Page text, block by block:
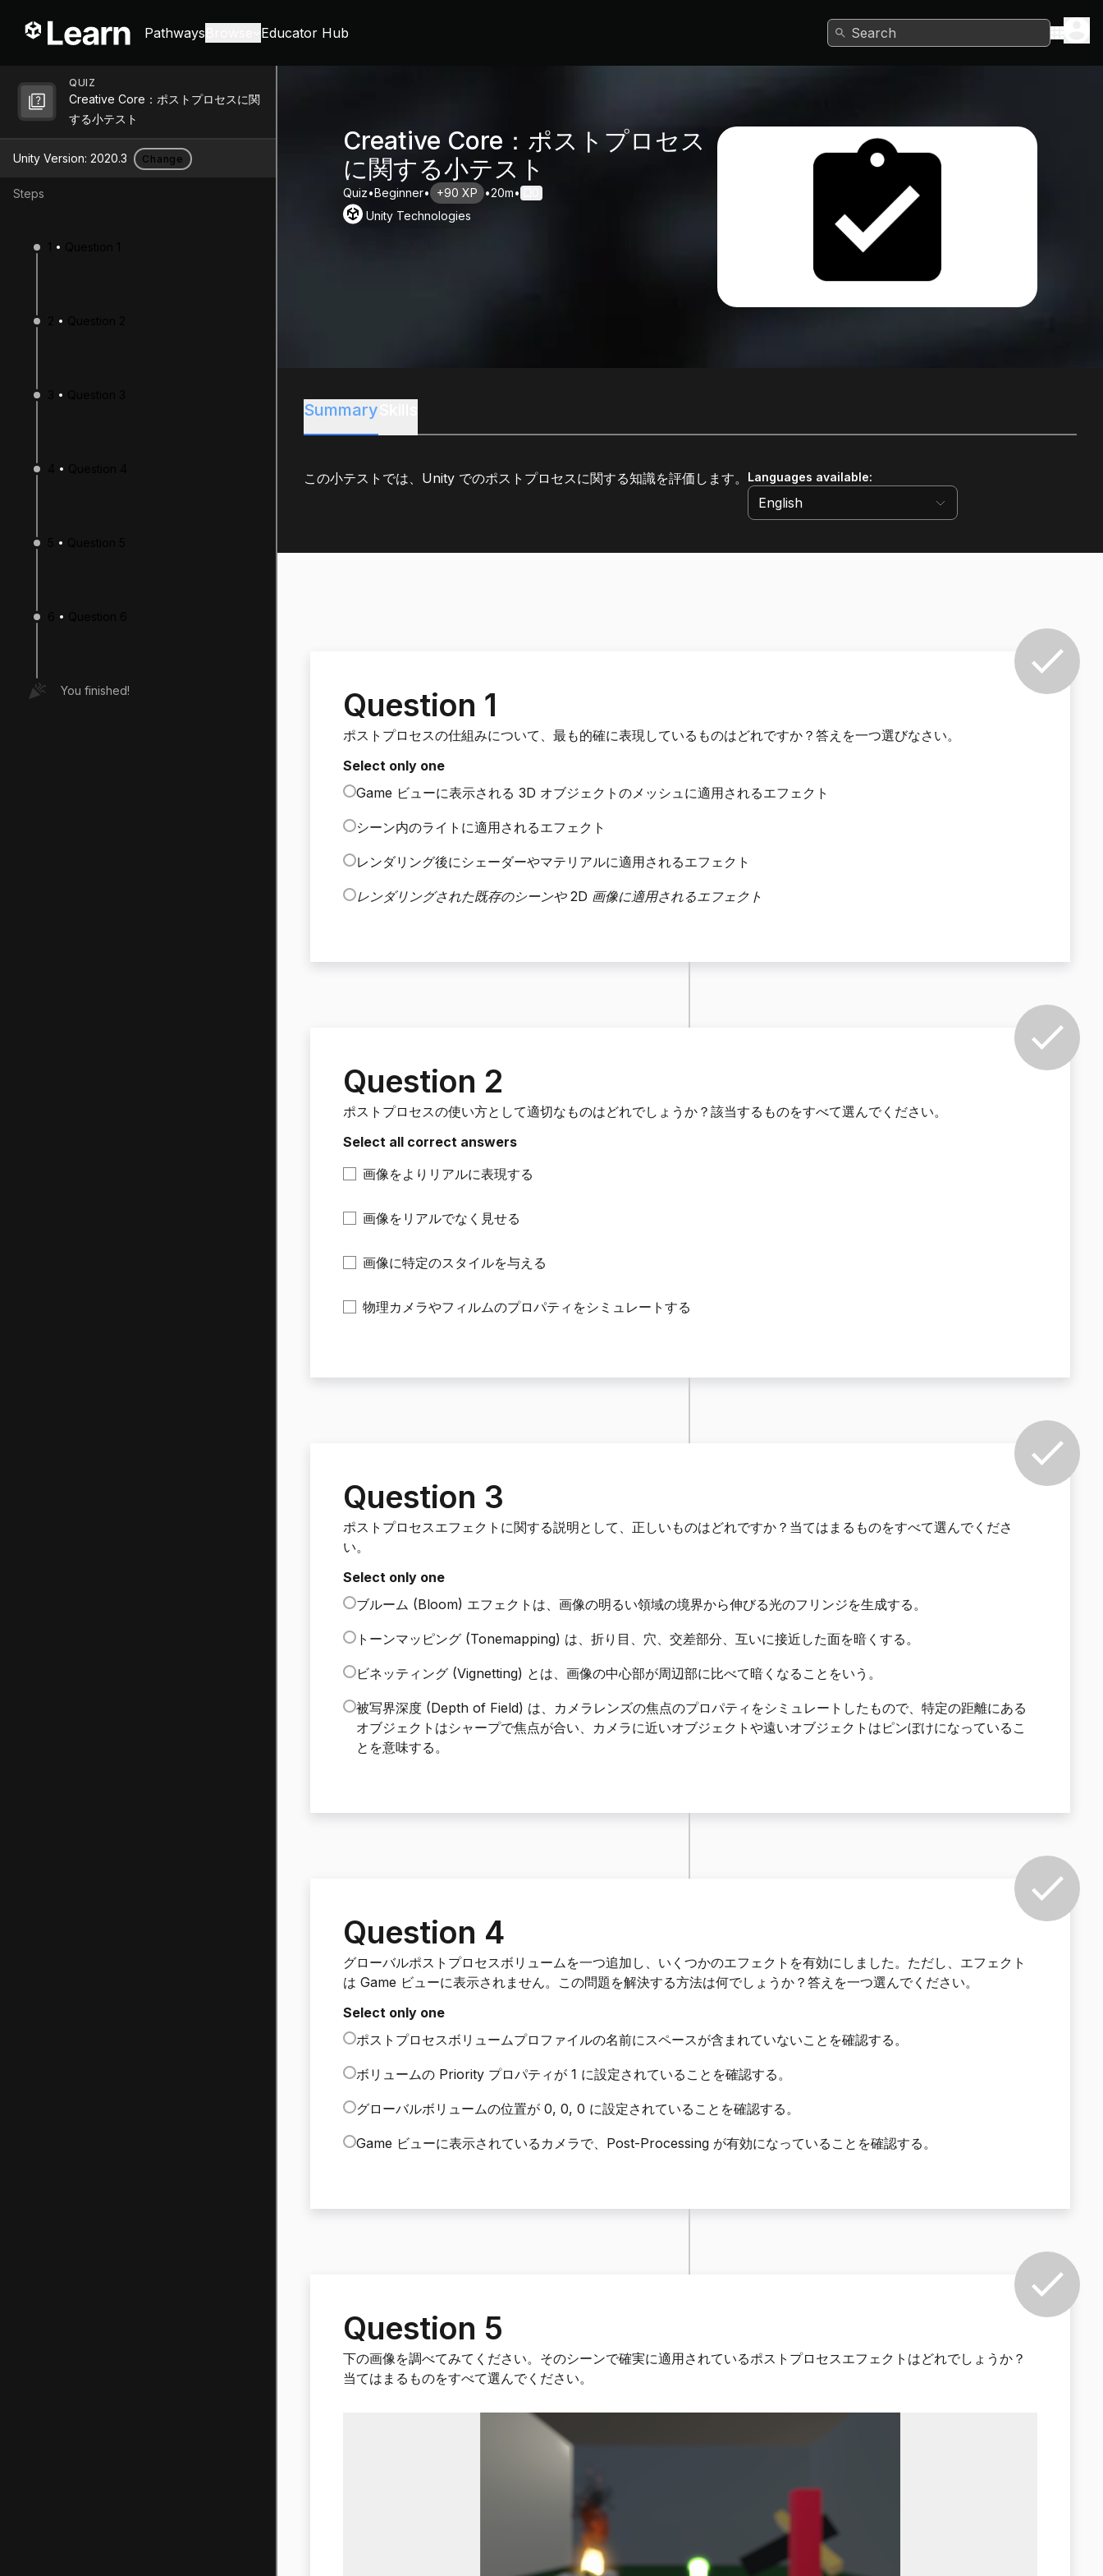
Pathways Educator Hub Search
QUIZ
Creative Core：ポストプロセスに関
する小テスト
Unity Version: 2020.3 Change
Steps
You finished!
Creative Core：ポストプロセス
に関する小テスト
Quiz•Beginner• +90 XP •20m•
Unity Technologies
Summary
この小テストでは、Unity でのポストプロセスに関する知識を評価します。 Languages available:
language-ja_jp
English
Question 1
ポストプロセスの仕組みについて、最も的確に表現しているものはどれですか？答えを一つ選びなさい。
Select only one
Game ビューに表示される 3D オブジェクトのメッシュに適用されるエフェクト
シーン内のライトに適用されるエフェクト
レンダリング後にシェーダーやマテリアルに適用されるエフェクト
レンダリングされた既存のシーンや 2D 画像に適用されるエフェクト
Question 2
ポストプロセスの使い方として適切なものはどれでしょうか？該当するものをすべて選んでください。
Select all correct answers
画像をよりリアルに表現する
画像をリアルでなく見せる
画像に特定のスタイルを与える
物理カメラやフィルムのプロパティをシミュレートする
Question 3
ポストプロセスエフェクトに関する説明として、正しいものはどれですか？当てはまるものをすべて選んでくださ
い。
Select only one
ブルーム (Bloom) エフェクトは、画像の明るい領域の境界から伸びる光のフリンジを生成する。
トーンマッピング (Tonemapping) は、折り目、穴、交差部分、互いに接近した面を暗くする。
ビネッティング (Vignetting) とは、画像の中心部が周辺部に比べて暗くなることをいう。
被写界深度 (Depth of Field) は、カメラレンズの焦点のプロパティをシミュレートしたもので、特定の距離にある
オブジェクトはシャープで焦点が合い、カメラに近いオブジェクトや遠いオブジェクトはピンぼけになっているこ
とを意味する。
Question 4
グローバルポストプロセスボリュームを一つ追加し、いくつかのエフェクトを有効にしました。ただし、エフェクト
は Game ビューに表示されません。この問題を解決する方法は何でしょうか？答えを一つ選んでください。
Select only one
ポストプロセスボリュームプロファイルの名前にスペースが含まれていないことを確認する。
ボリュームの Priority プロパティが 1 に設定されていることを確認する。
グローバルボリュームの位置が 0, 0, 0 に設定されていることを確認する。
Game ビューに表示されているカメラで、Post-Processing が有効になっていることを確認する。
Question 5
下の画像を調べてみてください。そのシーンで確実に適用されているポストプロセスエフェクトはどれでしょうか？
当てはまるものをすべて選んでください。